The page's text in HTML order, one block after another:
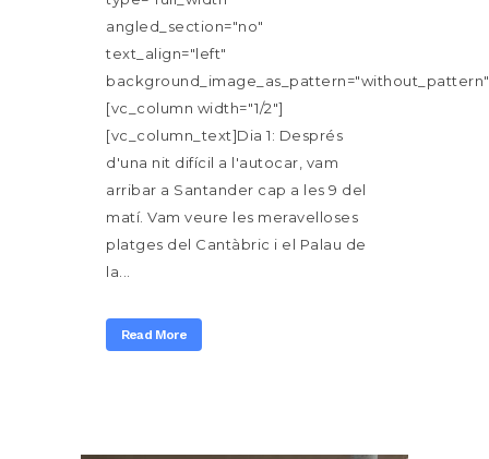
angled_section="no"
text_align="left"
[vc_column width="1/2"]
[vc_column_text]Dia 1: Després
d'una nit difícil a l'autocar, vam
arribar a Santander cap a les 9 del
matí. Vam veure les meravelloses
platges del Cantàbric i el Palau de
la...
Read More